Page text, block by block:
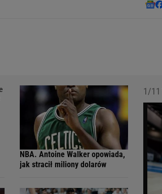
NBA. Antoine Walker opowiada,
jak stracił miliony dolarów
1/11